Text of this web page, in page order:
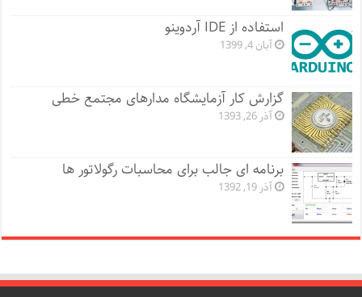
استفاده از IDE آردوینو
آبان 4, 1399
گزارش کار آزمایشگاه مدارهای مجتمع خطی
آذر 26, 1393
برنامه ای جالب برای محاسبات رگولاتور ها
آذر 19, 1392